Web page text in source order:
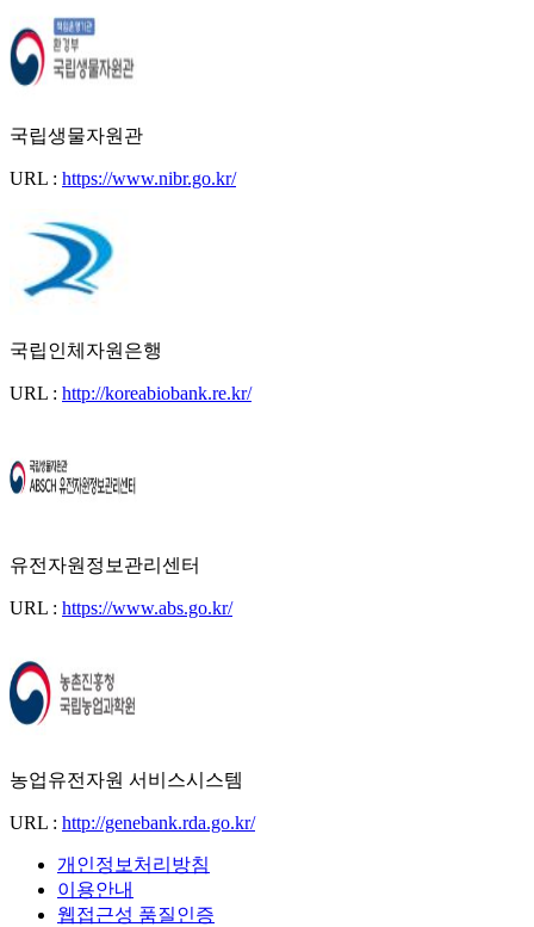
국립생물자원관
URL : https://www.nibr.go.kr/
국립인체자원은행
URL : http://koreabiobank.re.kr/
유전자원정보관리센터
URL : https://www.abs.go.kr/
농업유전자원 서비스시스템
URL : http://genebank.rda.go.kr/
개인정보처리방침
이용안내
웹접근성 품질인증